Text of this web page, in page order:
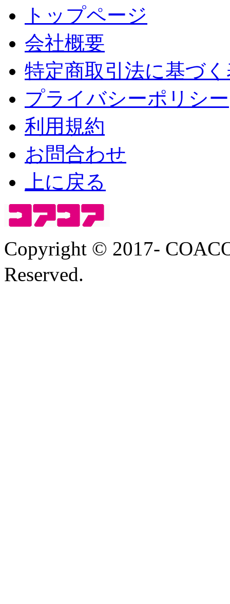
トップページ
会社概要
特定商取引法に基づ
プライバシーポリシー
利用規約
お問合わせ
上に戻る
Copyright © 2017-
Reserved.